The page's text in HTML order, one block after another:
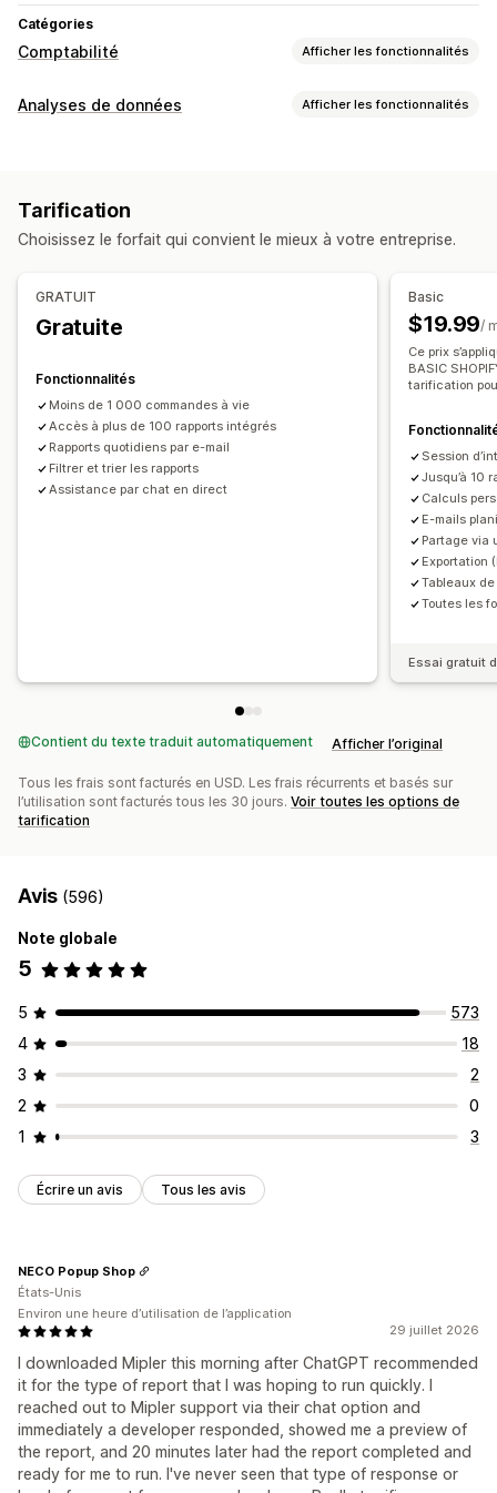
Catégories
Comptabilité Afficher les fonctionnalités
Rapports financiers
Rapports personnalisés
Tableau de bord des performances
Opérations financières
Facturation
Déductions fiscales
Devises multiples
Synchronisation automatique des données
Résumé des ventes quotidiennes
Transactions
Versements
Stock et produit
Tarification
Analyses de données Afficher les fonctionnalités
Analyse de la fidélité
Informations sur les bénéfices
Suivi UTM
Panier abandonné
Supports visuels et rapports
Tableau de bord des analyses de données
Tableaux de bord personnalisés
Tarification
Choisissez le forfait qui convient le mieux à votre entreprise.
GRATUIT
Gratuite
Fonctionnalités
Moins de 1 000 commandes à vie
Accès à plus de 100 rapports intégrés
Rapports quotidiens par e-mail
Filtrer et trier les rapports
Assistance par chat en direct
Basic
$19.99/
Ce prix
BASIC
tarification
Session
Jusqu’à 10
Calculs
E-mails
Partage via
Exportation
Tableaux
Toutes les
Essai gratuit
Contient du texte traduit automatiquement Afficher l’original
Tous les frais sont facturés en USD. Les frais récurrents et basés sur
l’utilisation sont facturés tous les 30 jours. Voir toutes les options de
tarification
Avis (596)
Note globale
5
5
573
4
18
3
2
2
0
1
3
Écrire un avis Tous les avis
29 juillet 2026
I downloaded Mipler this morning after ChatGPT recommended
it for the type of report that I was hoping to run quickly. I
reached out to Mipler support via their chat option and
immediately a developer responded, showed me a preview of
the report, and 20 minutes later had the report completed and
ready for me to run. I've never seen that type of response or
NECO Popup Shop
États-Unis
Environ une heure d’utilisation de l’application